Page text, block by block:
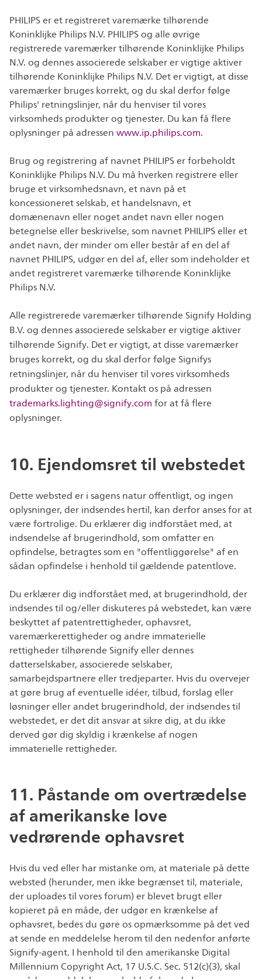
PHILIPS er et registreret varemærke tilhørende
Koninklijke Philips N.V. PHILIPS og alle øvrige
registrerede varemærker tilhørende Koninklijke Philips
N.V. og dennes associerede selskaber er vigtige aktiver
tilhørende Koninklijke Philips N.V. Det er vigtigt, at disse
varemærker bruges korrekt, og du skal derfor følge
Philips' retningslinjer, når du henviser til vores
virksomheds produkter og tjenester. Du kan få flere
oplysninger på adressenwww.ip.philips.com.
Brug og registrering af navnet PHILIPS er forbeholdt
Koninklijke Philips N.V. Du må hverken registrere eller
bruge et virksomhedsnavn, et navn på et
koncessioneret selskab, et handelsnavn, et
domænenavn eller noget andet navn eller nogen
betegnelse eller beskrivelse, som navnet PHILIPS eller et
andet navn, der minder om eller består af en del af
navnet PHILIPS, udgør en del af, eller som indeholder et
andet registreret varemærke tilhørende Koninklijke
Philips N.V.
Alle registrerede varemærker tilhørende Signify Holding
B.V. og dennes associerede selskaber er vigtige aktiver
tilhørende Signify. Det er vigtigt, at disse varemærker
bruges korrekt, og du skal derfor følge Signifys
retningslinjer, når du henviser til vores virksomheds
produkter og tjenester. Kontakt os på adressen
trademarks.lighting@signify.comfor at få flere
oplysninger.
10. Ejendomsret til webstedet
Dette websted er i sagens natur offentligt, og ingen
oplysninger, der indsendes hertil, kan derfor anses for at
være fortrolige. Du erklærer dig indforstået med, at
indsendelse af brugerindhold, som omfatter en
opfindelse, betragtes som en "offentliggørelse" af en
sådan opfindelse i henhold til gældende patentlove.
Du erklærer dig indforstået med, at brugerindhold, der
indsendes til og/eller diskuteres på webstedet, kan være
beskyttet af patentrettigheder, ophavsret,
varemærkerettigheder og andre immaterielle
rettigheder tilhørende Signify eller dennes
datterselskaber, associerede selskaber,
samarbejdspartnere eller tredjeparter. Hvis du overvejer
at gøre brug af eventuelle idéer, tilbud, forslag eller
løsninger eller andet brugerindhold, der indsendes til
webstedet, er det dit ansvar at sikre dig, at du ikke
derved gør dig skyldig i krænkelse af nogen
immaterielle rettigheder.
11. Påstande om overtrædelse
af amerikanske love
vedrørende ophavsret
Hvis du ved eller har mistanke om, at materiale på dette
websted (herunder, men ikke begrænset til, materiale,
der uploades til vores forum) er blevet brugt eller
kopieret på en måde, der udgør en krænkelse af
ophavsret, bedes du gøre os opmærksomme på det ved
at sende en meddelelse herom til den nedenfor anførte
Signify-agent. I henhold til den amerikanske Digital
Millennium Copyright Act, 17 U.S.C. Sec. 512(c)(3), skal